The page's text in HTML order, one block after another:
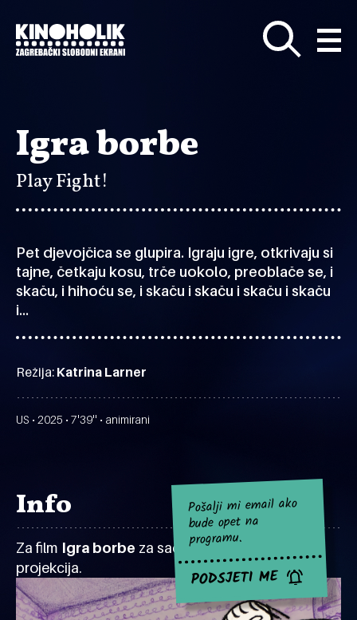
glavni
sadržaj
Igra borbe
Play Fight!
Pet djevojčica se glupira. Igraju igre, otkrivaju si
tajne, četkaju kosu, trče uokolo, preoblače se, i
skaču, i hihoću se, i skaču i skaču i skaču i skaču
i…
Režija: Katrina Larner
US • 2025 • 7'39'' • animirani
Info
Za film Igra borbe za sad nema najavljenih
projekcija.
Pošalji mi email ako
bude opet na
programu.
PODSJETI ME